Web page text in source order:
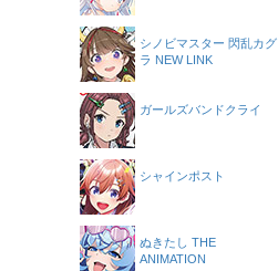
シノビマスター 閃乱カグ
ラ NEW LINK
ガールズバンドクライ
シャインポスト
ぬきたし THE
ANIMATION